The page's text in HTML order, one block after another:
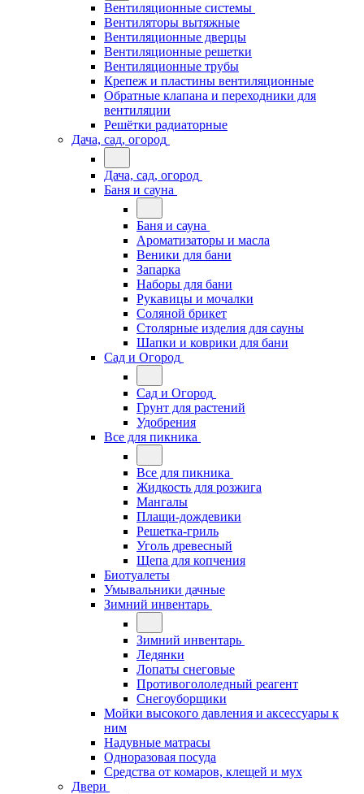
Вентиляционные системы
Вентиляторы вытяжные
Вентиляционные дверцы
Вентиляционные решетки
Вентиляционные трубы
Крепеж и пластины вентиляционные
Обратные клапана и переходники для
вентиляции
Решётки радиаторные
Дача, сад, огород
Дача, сад, огород
Баня и сауна
Баня и сауна
Ароматизаторы и масла
Веники для бани
Запарка
Наборы для бани
Рукавицы и мочалки
Соляной брикет
Столярные изделия для сауны
Шапки и коврики для бани
Сад и Огород
Сад и Огород
Грунт для растений
Удобрения
Все для пикника
Все для пикника
Жидкость для розжига
Мангалы
Плащи-дождевики
Решетка-гриль
Уголь древесный
Щепа для копчения
Биотуалеты
Умывальники дачные
Зимний инвентарь
Зимний инвентарь
Ледянки
Лопаты снеговые
Противогололедный реагент
Снегоуборщики
Мойки высокого давления и аксессуары к
ним
Надувные матрасы
Одноразовая посуда
Средства от комаров, клещей и мух
Двери